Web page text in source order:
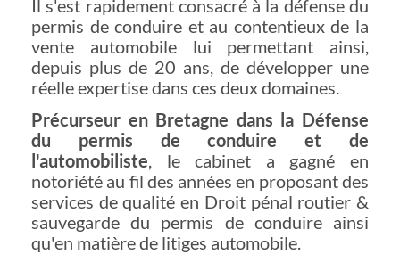
Il s'est rapidement consacré à la défense du
permis de conduire et au contentieux de la
vente automobile lui permettant ainsi,
depuis plus de 20 ans, de développer une
réelle expertise dans ces deux domaines.
Précurseur en Bretagne dans la Défense
du permis de conduire et de
l'automobiliste, le cabinet a gagné en
notoriété au fil des années en proposant des
services de qualité en Droit pénal routier &
sauvegarde du permis de conduire ainsi
qu'en matière de litiges automobile.